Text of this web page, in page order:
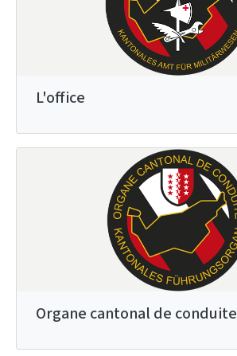
L'office
Organe cantonal de conduite